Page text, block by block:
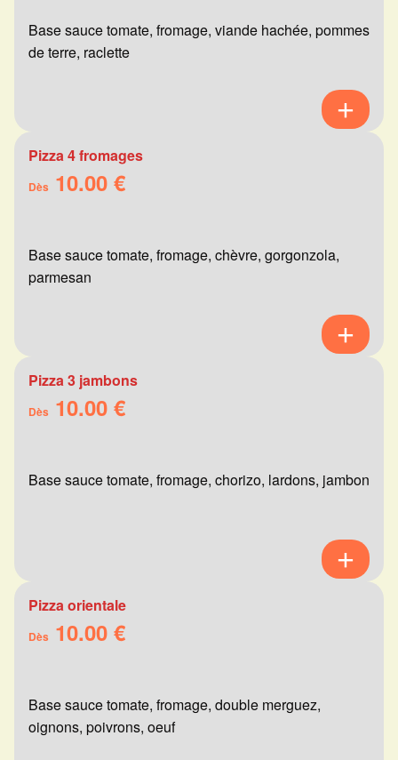
Base sauce tomate, fromage, viande hachée, pommes
de terre, raclette
Pizza 4 fromages
Dès 10.00 €
Base sauce tomate, fromage, chèvre, gorgonzola,
parmesan
Pizza 3 jambons
Dès 10.00 €
Base sauce tomate, fromage, chorizo, lardons, jambon
Pizza orientale
Dès 10.00 €
Base sauce tomate, fromage, double merguez,
oignons, poivrons, oeuf